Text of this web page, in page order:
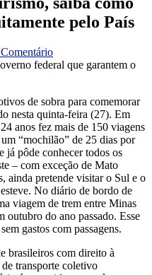
pelo País
federal que garantem o
de sobra para comemorar
nesta quinta-feira (27). Em
anos fez mais de 150 viagens
“mochilão” de 25 dias por
já pôde conhecer todos os
– com exceção de Mato
ainda pretende visitar o Sul e o
No diário de bordo de
viagem de trem entre Minas
outubro do ano passado. Esse
gastos com passagens.
brasileiros com direito à
transporte coletivo